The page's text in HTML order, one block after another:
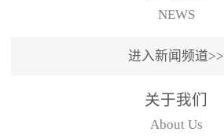
NEWS
进入新闻频道>>
关于我们
About Us